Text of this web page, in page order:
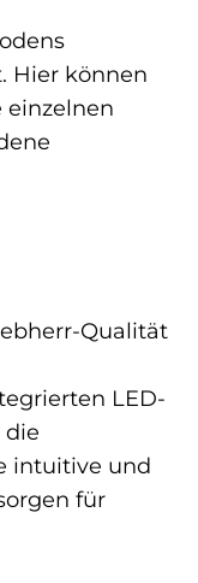
Hier können
einzelnen
Qualität
LED-
die
intuitive und
für